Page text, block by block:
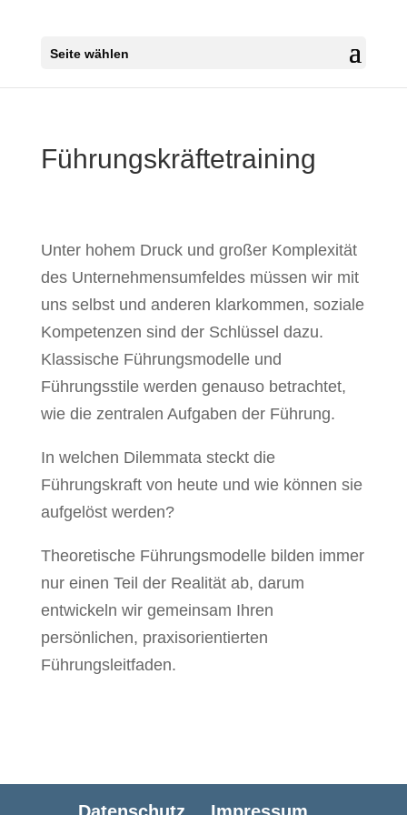
Seite wählen
Führungskräftetraining
Unter hohem Druck und großer Komplexität
des Unternehmensumfeldes müssen wir mit
uns selbst und anderen klarkommen, soziale
Kompetenzen sind der Schlüssel dazu.
Klassische Führungsmodelle und
Führungsstile werden genauso betrachtet,
wie die zentralen Aufgaben der Führung.
In welchen Dilemmata steckt die
Führungskraft von heute und wie können sie
aufgelöst werden?
Theoretische Führungsmodelle bilden immer
nur einen Teil der Realität ab, darum
entwickeln wir gemeinsam Ihren
persönlichen, praxisorientierten
Führungsleitfaden.